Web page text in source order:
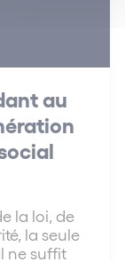
au
la loi, de
la seule
ne suffit